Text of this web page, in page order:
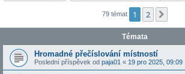
79 témat 1 2
Témata
Hromadné přečíslování místností
Poslední příspěvek od paja01 « 19 pro 2025, 09:09